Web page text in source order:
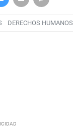
DERECHOS HUMANOS